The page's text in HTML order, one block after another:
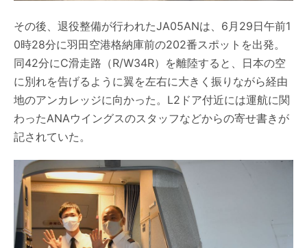
その後、退役整備が行われたJA05ANは、6月29日午前1
0時28分に羽田空港格納庫前の202番スポットを出発。
同42分にC滑走路（R/W34R）を離陸すると、日本の空
に別れを告げるように翼を左右に大きく振りながら経由
地のアンカレッジに向かった。L2ドア付近には運航に関
わったANAウイングスのスタッフなどからの寄せ書きが
記されていた。